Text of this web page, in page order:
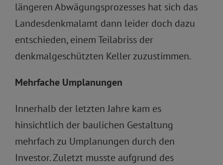
längeren Abwägungsprozesses hat sich das
Landesdenkmalamt dann leider doch dazu
entschieden, einem Teilabriss der
denkmalgeschützten Keller zuzustimmen.
Mehrfache Umplanungen
Innerhalb der letzten Jahre kam es
hinsichtlich der baulichen Gestaltung
mehrfach zu Umplanungen durch den
Investor. Zuletzt musste aufgrund des